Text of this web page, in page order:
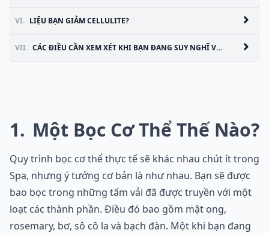
VI. LIỆU BẠN GIẢM CELLULITE?
VII. CÁC ĐIỀU CẦN XEM XÉT KHI BẠN ĐANG SUY NGHĨ VỀ MỘT BODY WRAP
1 Một Bọc Cơ Thể Thế Nào?
Quy trình bọc cơ thể thực tế sẽ khác nhau chút ít trong
Spa, nhưng ý tưởng cơ bản là như nhau. Bạn sẽ được
bao bọc trong những tấm vải đã được truyền với một
loạt các thành phần. Điều đó bao gồm mật ong,
rosemary, bơ, sô cô la và bạch đàn. Một khi bạn đang